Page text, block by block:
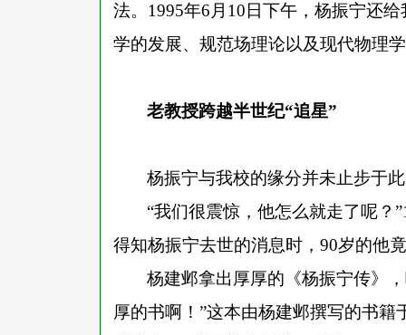
法。1995年6月10日下午，杨振宁还
学的发展、规范场理论以及现代物理
老教授跨越半世纪“追星”
杨振宁与我校的缘分并未止步于
“我们很震惊，他怎么就走了呢？
得知杨振宁去世的消息时，90岁的他
杨建邺拿出厚厚的《杨振宁传》
厚的书啊！”这本由杨建邺撰写的书